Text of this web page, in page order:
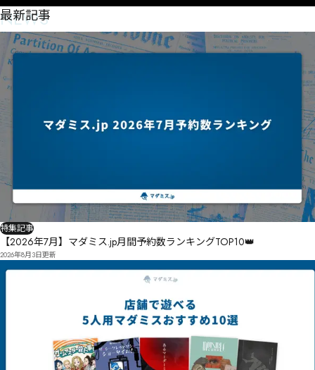
NEWS
最新記事
特集記事
【2026年7月】マダミス.jp月間予約数ランキングTOP10👑
2026年8月3日更新